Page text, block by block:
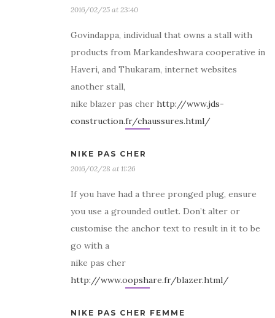
2016/02/25 at 23:40
Govindappa, individual that owns a stall with
products from Markandeshwara cooperative in
Haveri, and Thukaram, internet websites
another stall,
nike blazer pas cher http://www.jds-
construction.fr/chaussures.html/
NIKE PAS CHER
2016/02/28 at 11:26
If you have had a three pronged plug, ensure
you use a grounded outlet. Don’t alter or
customise the anchor text to result in it to be
go with a
nike pas cher
http://www.oopshare.fr/blazer.html/
NIKE PAS CHER FEMME